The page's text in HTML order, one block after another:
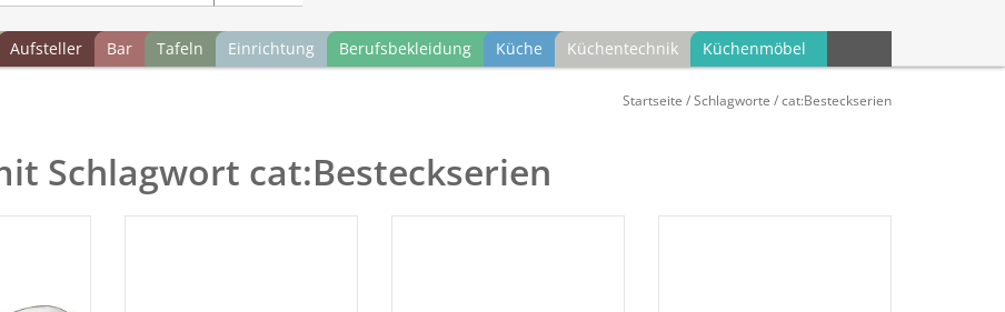
Aufsteller Bar Tafeln Einrichtung Berufsbekleidung Küche Küchentechnik Küchenmöbel
Startseite /Schlagworte /cat:Besteckserien
Schlagwort cat:Besteckserien